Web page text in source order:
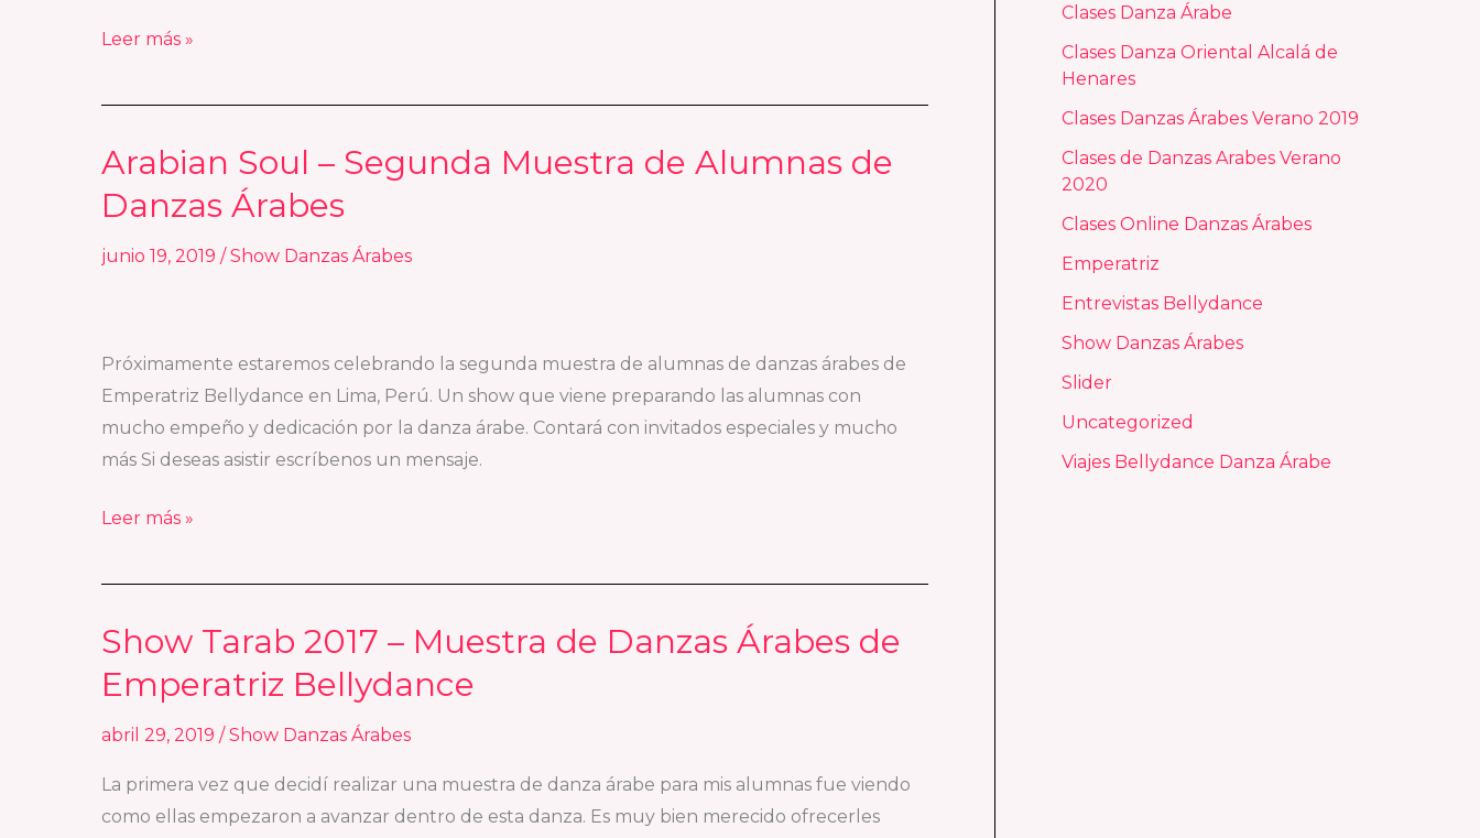
Bellydance
Leer más »
Arabian Soul – Segunda Muestra de Alumnas de
Danzas Árabes
junio 19, 2019 /Show Danzas Árabes
Próximamente estaremos celebrando la segunda muestra de alumnas de danzas árabes de
Emperatriz Bellydance en Lima, Perú. Un show que viene preparando las alumnas con
mucho empeño y dedicación por la danza árabe. Contará con invitados especiales y mucho
más Si deseas asistir escríbenos un mensaje.
Arabian
–
Segunda
Danzas
Leer más »
Show Tarab 2017 – Muestra de Danzas Árabes de
Emperatriz Bellydance
abril 29, 2019 /Show Danzas Árabes
La primera vez que decidí realizar una muestra de danza árabe para mis alumnas fue viendo
como ellas empezaron a avanzar dentro de esta danza. Es muy bien merecido ofrecerles
Show
2017
–
de
Danzas
Clases Danza Árabe
Clases Danza Oriental Alcalá de
Henares
Clases Danzas Árabes Verano 2019
Clases de Danzas Arabes Verano
2020
Clases Online Danzas Árabes
Emperatriz
Entrevistas Bellydance
Show Danzas Árabes
Slider
Uncategorized
Viajes Bellydance Danza Árabe